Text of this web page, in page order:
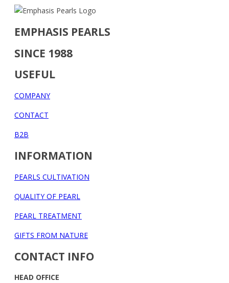
EMPHASIS PEARLS
SINCE 1988
USEFUL
COMPANY
CONTACT
B2B
INFORMATION
PEARLS CULTIVATION
QUALITY OF PEARL
PEARL TREATMENT
GIFTS FROM NATURE
CONTACT INFO
HEAD OFFICE